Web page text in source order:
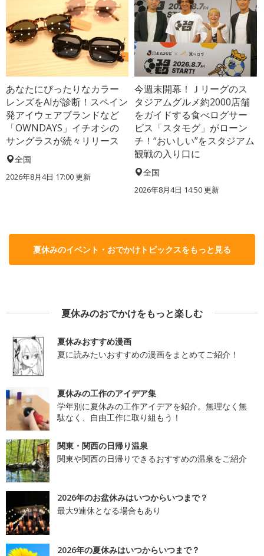
あなたにぴったりなカラー
レンズをAIが診断！スペイン
発アイウェアブランドなど
「OWNDAYS」イチオシの
サングラスが続々リリース
全国
2026年8月4日 17:00更新
今週末開幕！Ｊリーグのス
タジアムグルメ約2000店舗
をガイドする食べログサー
ビス「スタモグ」がローン
チ！“おいしい”をスタジアム
観戦の入り口に
全国
2026年8月4日 14:50更新
夏休みのイベント・おでかけトピックスをもっと見る
夏休みのおでかけをもっと楽しむ
夏休みおすすめ漫画
夏に読みたいおすすめの漫画をまとめてご紹介！
夏休みの工作のアイデア集
学年別に夏休みの工作アイデアを紹介。無理なく無
駄なく、自由工作に取り組もう！
関東・関西の日帰り温泉
関東や関西の日帰りできるおすすめの温泉をご紹介
2026年のお盆休みはいつからいつまで？
最大9連休となる場合もあり
2026年の夏休みはいつからいつまで？